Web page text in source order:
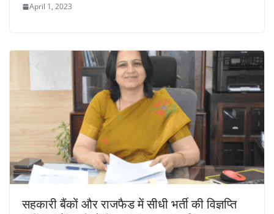
April 1, 2023
सहकारी बैंकों और राजफैड में सीधी भर्ती की विज्ञप्ति